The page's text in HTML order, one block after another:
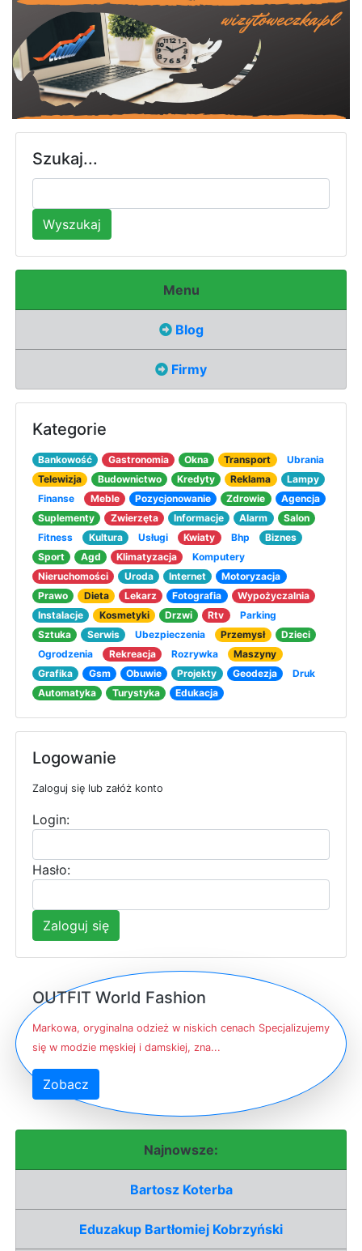
Szukaj...
Wyszukaj
Menu
Blog
Firmy
Kategorie
Bankowość Gastronomia Okna Transport
Ubrania
Telewizja
Budownictwo Kredyty Reklama
Lampy
Finanse
Meble Pozycjonowanie Zdrowie
Agencja
Suplementy
Zwierzęta Informacje Alarm
Salon
Fitness
Kultura Usługi Kwiaty Bhp
Biznes
Sport
Agd Klimatyzacja
Komputery
Nieruchomości
Uroda Internet
Motoryzacja
Prawo
Dieta Lekarz Fotografia
Wypożyczalnia
Instalacje
Kosmetyki Drzwi Rtv
Parking
Sztuka
Serwis Ubezpieczenia Przemysł
Dzieci
Ogrodzenia
Rekreacja Rozrywka
Maszyny
Grafika
Gsm Obuwie Projekty Geodezja
Druk
Automatyka
Turystyka Edukacja
Logowanie
Zaloguj się lub załóż konto
Login:
Hasło:
Zaloguj się
OUTFIT World Fashion
Markowa, oryginalna odzież w niskich cenach Specjalizujemy
się w modzie męskiej i damskiej, zna...
Zobacz
Najnowsze:
Bartosz Koterba
Eduzakup Bartłomiej Kobrzyński